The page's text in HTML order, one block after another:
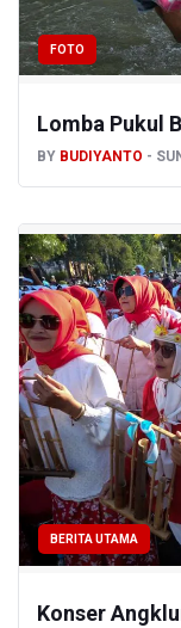
FOTO
Lomba Pukul
BY BUDIYANTO
BERITA UTAMA
Konser